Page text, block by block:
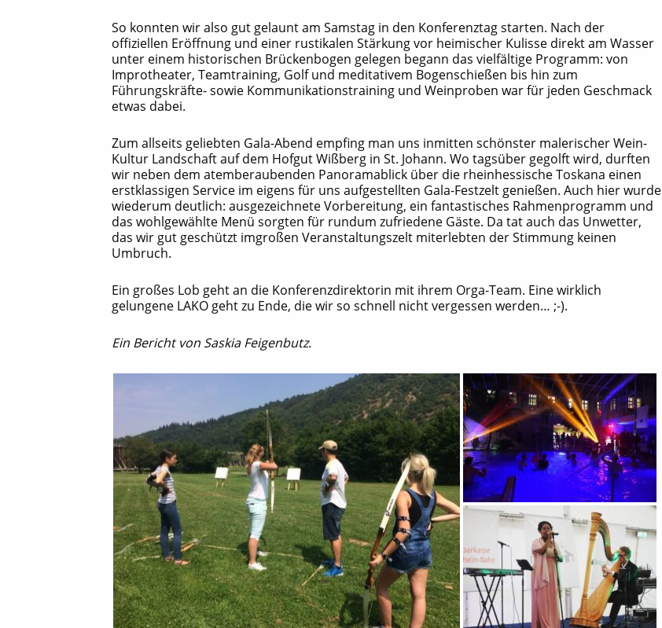
So konnten wir also gut gelaunt am Samstag in den Konferenztag starten. Nach der
offiziellen Eröffnung und einer rustikalen Stärkung vor heimischer Kulisse direkt am Wasser
unter einem historischen Brückenbogen gelegen begann das vielfältige Programm: von
Improtheater, Teamtraining, Golf und meditativem Bogenschießen bis hin zum
Führungskräfte- sowie Kommunikationstraining und Weinproben war für jeden Geschmack
etwas dabei.
Zum allseits geliebten Gala-Abend empfing man uns inmitten schönster malerischer Wein-
Kultur Landschaft auf dem Hofgut Wißberg in St. Johann. Wo tagsüber gegolft wird, durften
wir neben dem atemberaubenden Panoramablick über die rheinhessische Toskana einen
erstklassigen Service im eigens für uns aufgestellten Gala-Festzelt genießen. Auch hier wurde
wiederum deutlich: ausgezeichnete Vorbereitung, ein fantastisches Rahmenprogramm und
das wohlgewählte Menü sorgten für rundum zufriedene Gäste. Da tat auch das Unwetter,
das wir gut geschützt imgroßen Veranstaltungszelt miterlebten der Stimmung keinen
Umbruch.
Ein großes Lob geht an die Konferenzdirektorin mit ihrem Orga-Team. Eine wirklich
gelungene LAKO geht zu Ende, die wir so schnell nicht vergessen werden… ;-).
Ein Bericht von Saskia Feigenbutz.